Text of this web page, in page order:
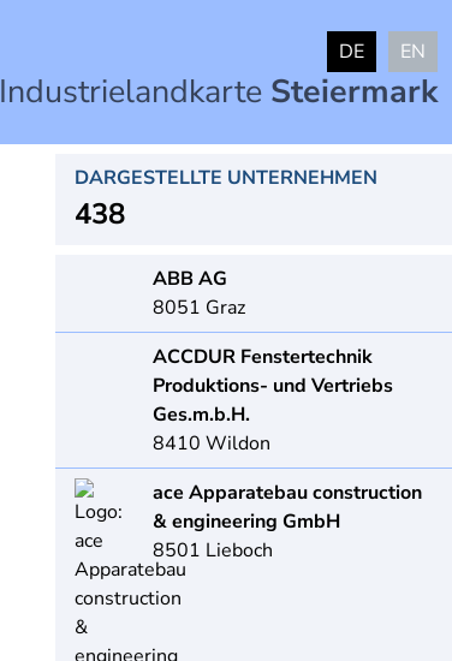
DE EN
Industrielandkarte Steiermark
DARGESTELLTE UNTERNEHMEN
438
ABB AG
8051 Graz
ACCDUR Fenstertechnik
Produktions- und Vertriebs
Ges.m.b.H.
8410 Wildon
ace Apparatebau construction
& engineering GmbH
8501 Lieboch